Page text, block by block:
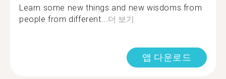
Learn some new things and new wisdoms from
people from different... 더 보기
앱 다운로드